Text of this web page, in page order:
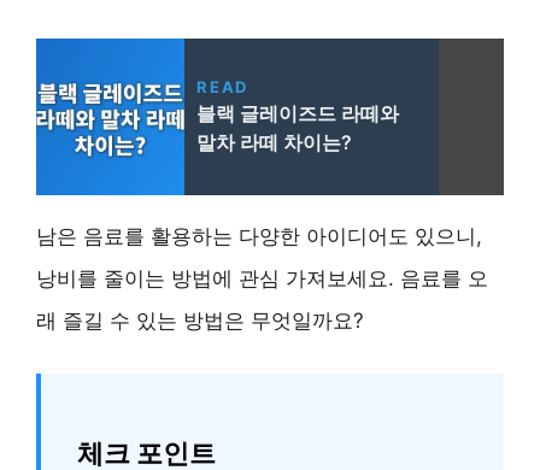
READ
블랙 글레이즈드 라떼와
말차 라떼 차이는?
남은 음료를 활용하는 다양한 아이디어도 있으니,
낭비를 줄이는 방법에 관심 가져보세요. 음료를 오
래 즐길 수 있는 방법은 무엇일까요?
체크 포인트